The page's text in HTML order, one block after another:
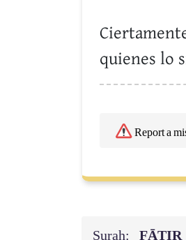
quienes lo
Report a